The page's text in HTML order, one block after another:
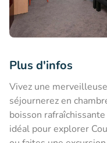
Plus d'infos
Vivez une
séjournerez en
boisson
idéal pour explorer